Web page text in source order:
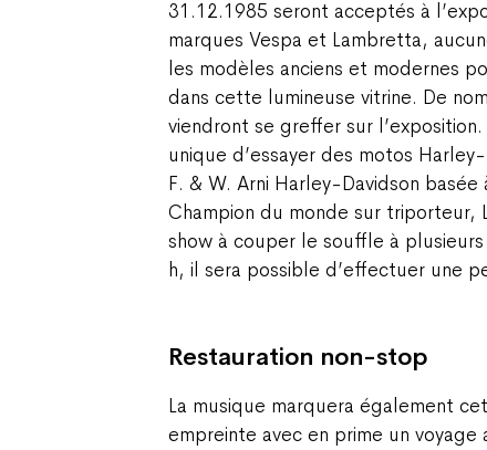
31.12.1985 seront acceptés à
marques Vespa et Lambretta,
les modèles anciens et modernes
dans cette lumineuse vitrine. De
viendront se greffer sur
unique d’essayer des motos
F. & W. Arni Harley-Davidson basée
Champion du monde sur triporteur,
show à couper le souffle à
h, il sera possible d’effectuer une
Restauration non-stop
La musique marquera également
empreinte avec en prime un